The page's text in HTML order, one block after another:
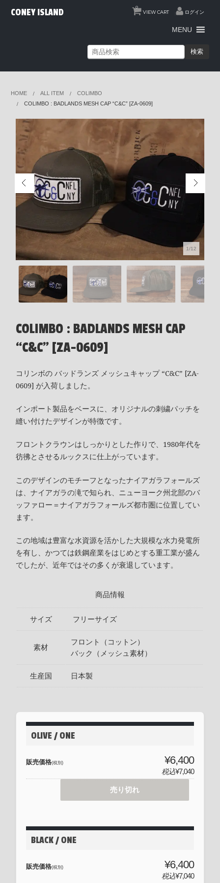
VIEW CART
0
ログイン
CONEY ISLAND
MENU
検索
HOME ALL ITEM
COLIMBO
COLIMBO : BADLANDS MESH CAP “C&C” [ZA-0609]
1/12
COLIMBO : BADLANDS MESH CAP
“C&C” [ZA-0609]
コリンボの バッドランズ メッシュキャップ “C&C” [ZA-
0609] が入荷しました。
インポート製品をベースに、オリジナルの刺繍パッチを
縫い付けたデザインが特徴です。
フロントクラウンはしっかりとした作りで、1980年代を
彷彿とさせるルックスに仕上がっています。
このデザインのモチーフとなったナイアガラフォールズ
は、ナイアガラの滝で知られ、ニューヨーク州北部のバ
ッファロー＝ナイアガラフォールズ都市圏に位置してい
ます。
この地域は豊富な水資源を活かした大規模な水力発電所
を有し、かつては鉄鋼産業をはじめとする重工業が盛ん
でしたが、近年ではその多くが衰退しています。
商品情報
サイズ フリーサイズ
素材
フロント（コットン）
バック（メッシュ素材）
生産国 日本製
OLIVE / ONE
販売価格(税別) ¥6,400
税込¥7,040
売り切れ
BLACK / ONE
販売価格(税別) ¥6,400
税込¥7,040